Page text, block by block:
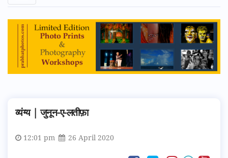
व्यंग्य | जुनून-ए-लतीफ़ा
12:01 pm 26 April 2020